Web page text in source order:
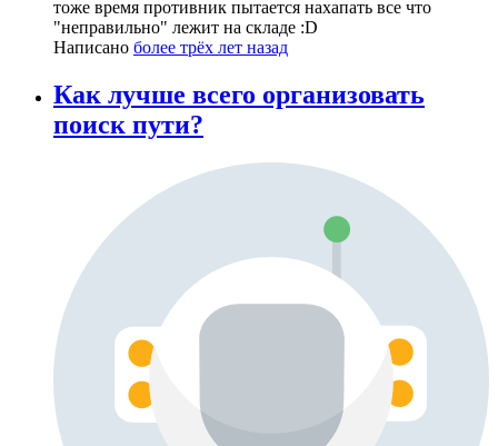
тоже время противник пытается нахапать все что
"неправильно" лежит на складе :D
Написано более трёх лет назад
Как лучше всего организовать
поиск пути?